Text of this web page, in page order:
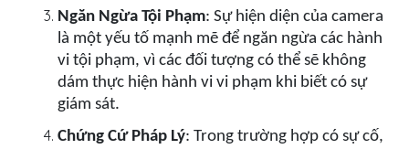
Ngăn Ngừa Tội Phạm: Sự hiện diện của camera
là một yếu tố mạnh mẽ để ngăn ngừa các hành
vi tội phạm, vì các đối tượng có thể sẽ không
dám thực hiện hành vi vi phạm khi biết có sự
giám sát.
Chứng Cứ Pháp Lý: Trong trường hợp có sự cố,